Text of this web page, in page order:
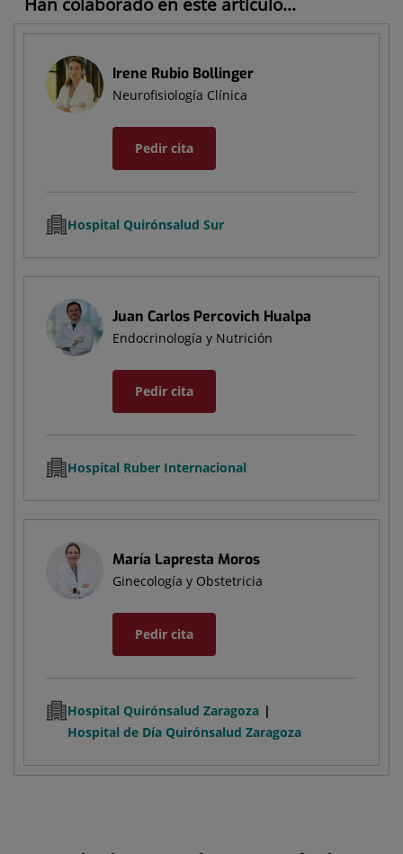
Han colaborado en este artículo...
Irene Rubio Bollinger
Neurofisiología Clínica
Pedir cita
Hospital Quirónsalud Sur
Juan Carlos Percovich Hualpa
Endocrinología y Nutrición
Pedir cita
Hospital Ruber Internacional
María Lapresta Moros
Ginecología y Obstetricia
Pedir cita
Hospital Quirónsalud Zaragoza
Hospital de Día Quirónsalud Zaragoza